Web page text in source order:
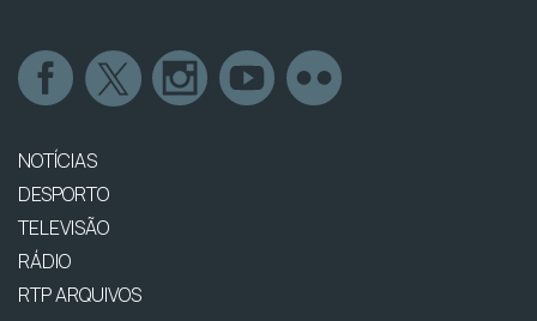
NOTÍCIAS
DESPORTO
TELEVISÃO
RÁDIO
RTP ARQUIVOS